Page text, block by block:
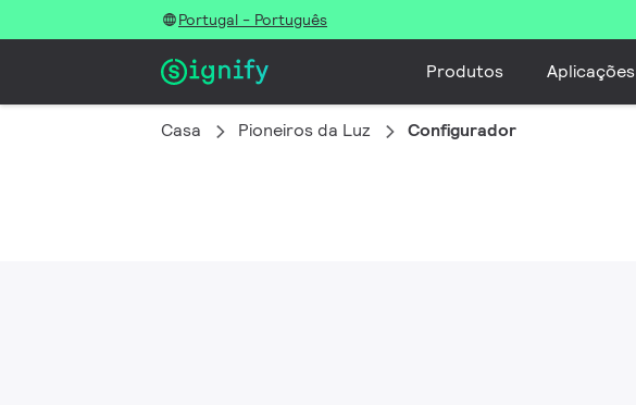
Portugal - Português
Produtos Aplicações
Casa Pioneiros da Luz Configurador